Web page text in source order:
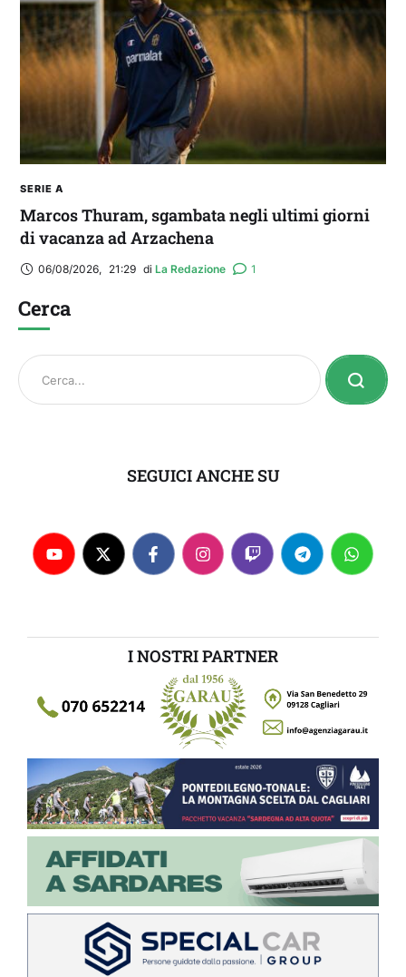
SERIE A
Marcos Thuram, sgambata negli ultimi giorni
di vacanza ad Arzachena
06/08/2026, 21:29 di La Redazione 1
Cerca
SEGUICI ANCHE SU
I NOSTRI PARTNER